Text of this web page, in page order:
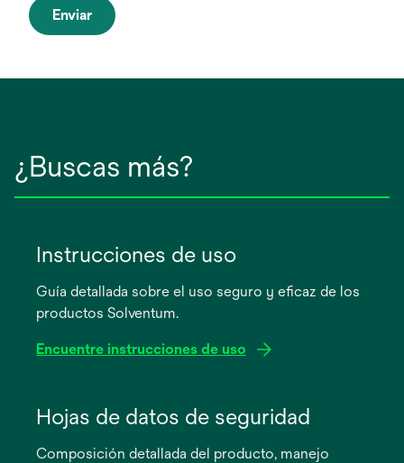
Enviar
¿Buscas más?
Instrucciones de uso
Guía detallada sobre el uso seguro y eficaz de los
productos Solventum.
Encuentre instrucciones de uso
abreHojas de datos de seguridad
Composición detallada del producto, manejo